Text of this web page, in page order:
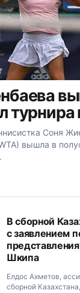
турнира
Соня
вышла в
В сборной
с заявлением
Шкипа
Елдос Ахметов,
сборной